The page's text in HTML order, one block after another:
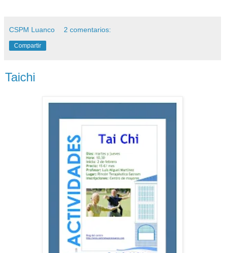
CSPM Luanco 2 comentarios:
Compartir
Taichi